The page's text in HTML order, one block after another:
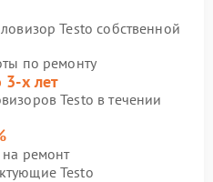
Testo собственной
по ремонту
3-х лет
Testo в течении
ремонт
Testo